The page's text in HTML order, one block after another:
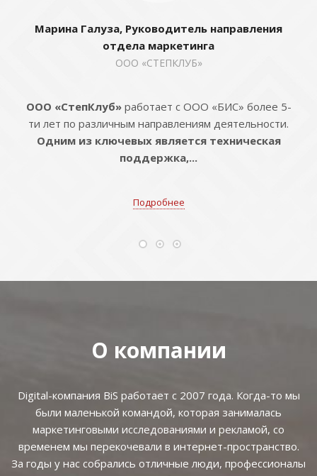
Марина Галуза, Руководитель направления
отдела маркетинга
ООО «СТЕПКЛУБ»
ООО «СтепКлуб»работает с ООО «БИС» более 5-
ти лет по различным направлениям деятельности.
Одним из ключевых является техническая
поддержка,...
Подробнее
О компании
Digital-компания BiS работает с 2007 года. Когда-то мы
были маленькой командой, которая занималась
маркетинговыми исследованиями и рекламой, со
временем мы перекочевали в интернет-пространство.
За годы у нас собрались отличные люди, профессионалы